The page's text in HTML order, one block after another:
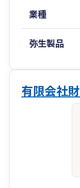
業種
弥生製品
有限会社